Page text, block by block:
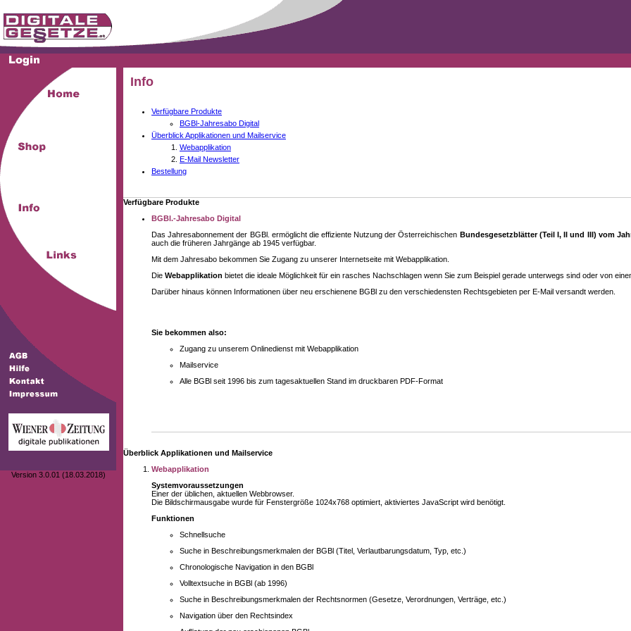
Version 3.0.01 (18.03.2018)
Info
Verfügbare Produkte
BGBl-Jahresabo Digital
Überblick Applikationen und Mailservice
Webapplikation
E-Mail Newsletter
Bestellung
Verfügbare Produkte
BGBl.-Jahresabo Digital
Das Jahresabonnement der BGBl. ermöglicht die effiziente Nutzung der Österreichischen Bundesgesetzblätter (Teil I, II und III) vom
auch die früheren Jahrgänge ab 1945 verfügbar.
Mit dem Jahresabo bekommen Sie Zugang zu unserer Internetseite mit Webapplikation.
Die Webapplikation bietet die ideale Möglichkeit für ein rasches Nachschlagen wenn Sie zum Beispiel gerade unterwegs sind oder von
Darüber hinaus können Informationen über neu erschienene BGBl zu den ver­schieden­sten Rechtsgebieten per E-Mail versandt werden.
Sie bekommen also:
Zugang zu unserem Onlinedienst mit Webapplikation
Mailservice
Alle BGBl seit 1996 bis zum tagesaktuellen Stand im druckbaren PDF-Format
Überblick Applikationen und Mailservice
Webapplikation
Systemvoraussetzungen
Einer der üblichen, aktuellen Webbrowser.
Die Bildschirmausgabe wurde für Fenstergröße 1024x768 optimiert, aktiviertes JavaScript wird benötigt.
Funktionen
Schnellsuche
Suche in Beschreibungsmerkmalen der BGBl (Titel, Verlautbarungsdatum, Typ, etc.)
Chronologische Navigation in den BGBl
Volltextsuche in BGBl (ab 1996)
Suche in Beschreibungsmerkmalen der Rechtsnormen (Gesetze, Verordnungen, Verträge, etc.)
Navigation über den Rechtsindex